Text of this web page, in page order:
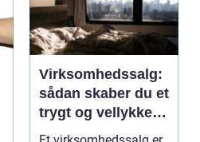
Virksomhedssalg:
sådan skaber du et
trygt og vellykket
salg